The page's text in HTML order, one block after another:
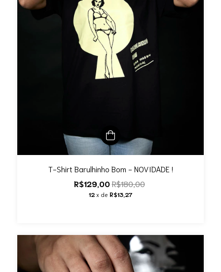
T-Shirt Barulhinho Bom - NOVIDADE !
R$129,00R$180,00
12 x de R$13,27